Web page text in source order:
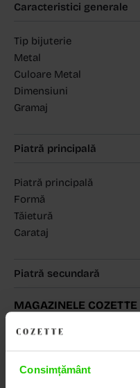
Consimțământ
Caracteristici generale
Tip bijuterie
Metal
Culoare Metal
Dimensiuni
Gramaj
Piatră principală
Piatră principală
Formă
Tăietură
Carataj
Piatră secundară
MAGAZINELE COZETTE
COZETTE - Sediu central